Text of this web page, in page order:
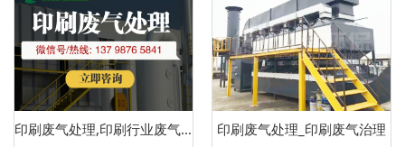
印刷废气处理,印刷行业废气处理 印刷废气处理_印刷废气治理